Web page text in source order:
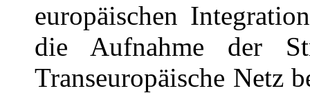
europäischen
die Aufnahme der
Transeuropäische Netz